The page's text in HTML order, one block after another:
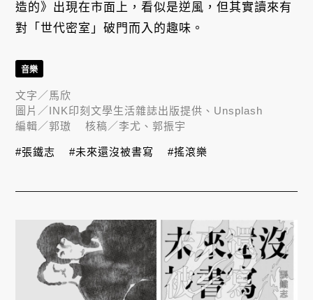
造的》出現在市面上，看似是逆風，但其實讀來有
對「世代密室」破門而入的趣味。
音樂
文字／ 馬欣
圖片／INK印刻文學生活雜誌出版提供、Unsplash
編輯／郭璈 核稿／李尤、郭振宇
#張鐵志 #未來還沒被書寫 #搖滾樂